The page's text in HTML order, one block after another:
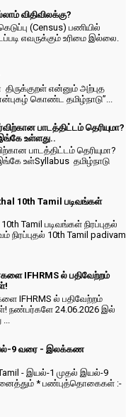
விதிவிலக்கு?
(Census) பணியில்
எவருக்கும் உரிமை இல்லை.
என்னும் அற்புத
கொண்ட தமிழ்நாடு”...
பாடத்திட்டம் தெரியுமா?
உள்ளது..
பாடத்திட்டம் தெரியுமா?
உள்Syllabus தமிழ்நாடு
10th Tamil படிவங்கள்
Tamil படிவங்கள் நிரப்புதல்
நிரப்புதல் 10th Tamil padivam
IFHRMS ல் பதிவேற்றம்
IFHRMS ல் பதிவேற்றம்
நண்பர்களே 24.06.2026 இல்
9 வரை - இலக்கண
- இயல்-1 முதல் இயல்-9
* பண்புத்தொகைகள் :-